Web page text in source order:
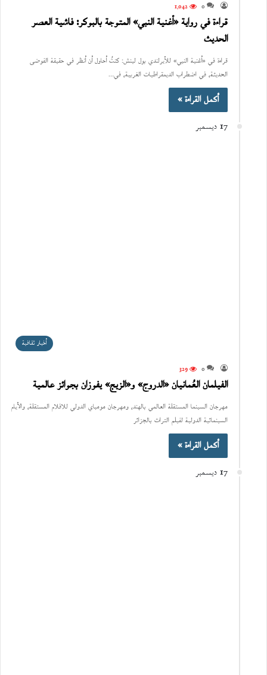
0 1٬042
قراءة في رواية «أغنية النبي» المتوجة بالبوكر: فاشية العصر
الحديث
قراءة في «أغنية النبي» للأيرلندي بول لينش: كنتُ أحاول أن أنظر في حقيقة الفوضى
الحديثة، في اضطراب الديمقراطيات الغربية، في…
أكمل القراءة »
17 ديسمبر
أخبار ثقافية
0
329
الفيلمان العُمانيان «الدروج» و«الزيج» يفوزان بجوائز عالمية
مهرجان السينما المستقلة العالمي بالهند، ومهرجان مومباي الدولي للافلام المستقلة، والأيام
السينمائية الدولية لفيلم التراث بالجزائر
أكمل القراءة »
17 ديسمبر